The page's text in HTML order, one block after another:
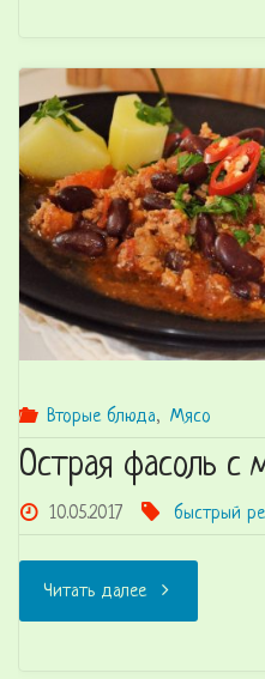
с
капустой
и
яйцом"
Вторые блюда, Мясо
Острая фасоль с
10.05.2017 быстрый
Читать далее"Острая